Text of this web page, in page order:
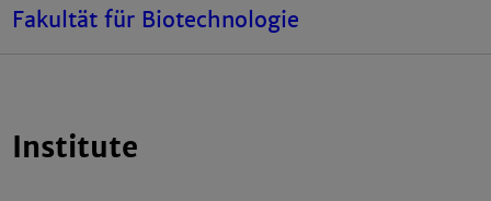
Fakultät für Biotechnologie
Institute